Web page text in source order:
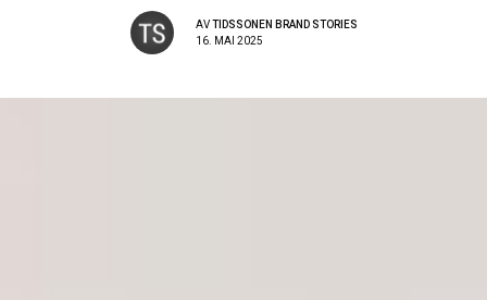
AV TIDSSONEN BRAND STORIES
16. MAI 2025